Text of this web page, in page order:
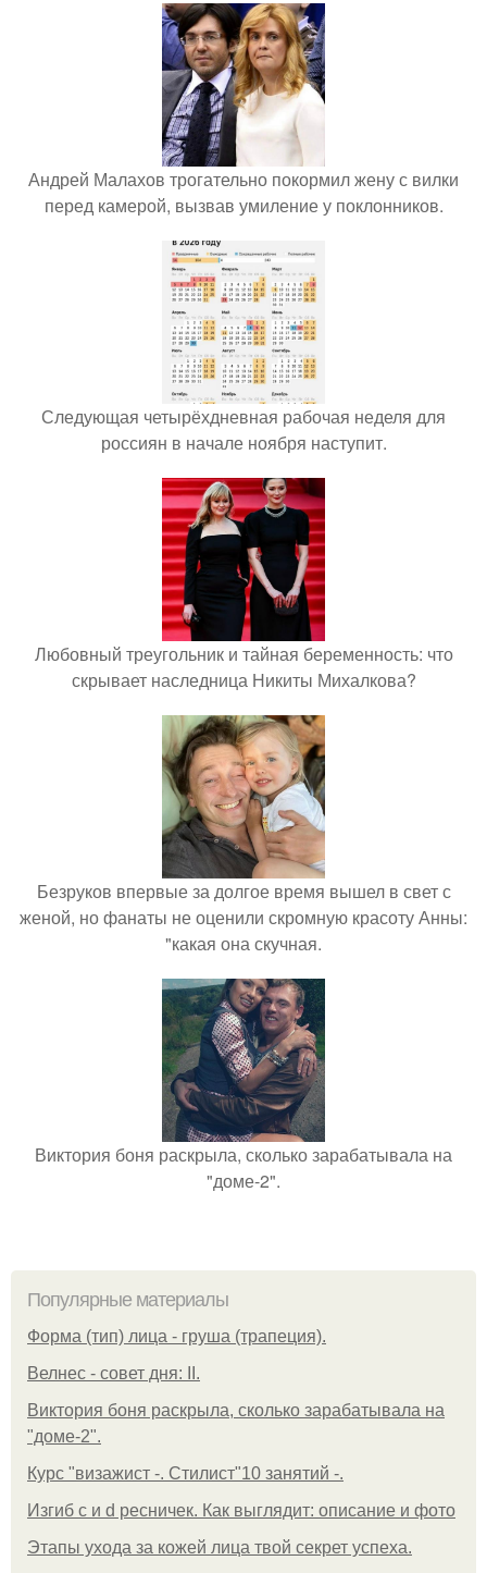
Андрей Малахов трогательно покормил жену с вилки
перед камерой, вызвав умиление у поклонников.
Следующая четырёхдневная рабочая неделя для
россиян в начале ноября наступит.
Любовный треугольник и тайная беременность: что
скрывает наследница Никиты Михалкова?
Безруков впервые за долгое время вышел в свет с
женой, но фанаты не оценили скромную красоту Анны:
"какая она скучная.
Виктория боня раскрыла, сколько зарабатывала на
"доме-2".
Популярные материалы
Форма (тип) лица - груша (трапеция).
Велнес - совет дня: II.
Виктория боня раскрыла, сколько зарабатывала на
"доме-2".
Курс "визажист -. Стилист"10 занятий -.
Изгиб c и d ресничек. Как выглядит: описание и фото
Этапы ухода за кожей лица твой секрет успеха.